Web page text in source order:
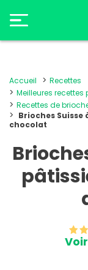
Accueil
Recettes
Meilleures recettes
Recettes de
Brioches
chocolat